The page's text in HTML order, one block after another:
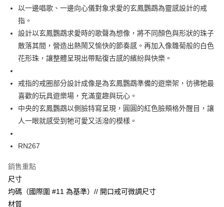
宅配
每筆NT$60，滿NT$1,000(含以上)免運費
海外配送 查看運費
以一邊唱歌、一邊向心儀對象求愛的玄鳳鸚鵡為靈感設計的戒
指。
設計以玄鳳鸚鵡求愛時的歌聲為想像，將不同顏色與形狀的珠子
散落其間，營造出熱鬧又愉快的節奏感。再加入像雛菊般的白色
花形珠，讓整體呈現出帶點復古感的繽紛與快樂。
戒指的戒圈部分設計成像是為玄鳳鸚鵡準備的遊樂架，彷彿牠最
喜歡的玩具遊樂場，充滿童趣與玩心。
中央的玄鳳鸚鵡以側臉特寫呈現，圓圓的紅色臉頰格外醒目，讓
人一眼就感受到牠可愛又活潑的模樣。
RN267
銷售重點
尺寸
均碼（國際圍 #11 為基準）// 開口戒可微調尺寸
材質